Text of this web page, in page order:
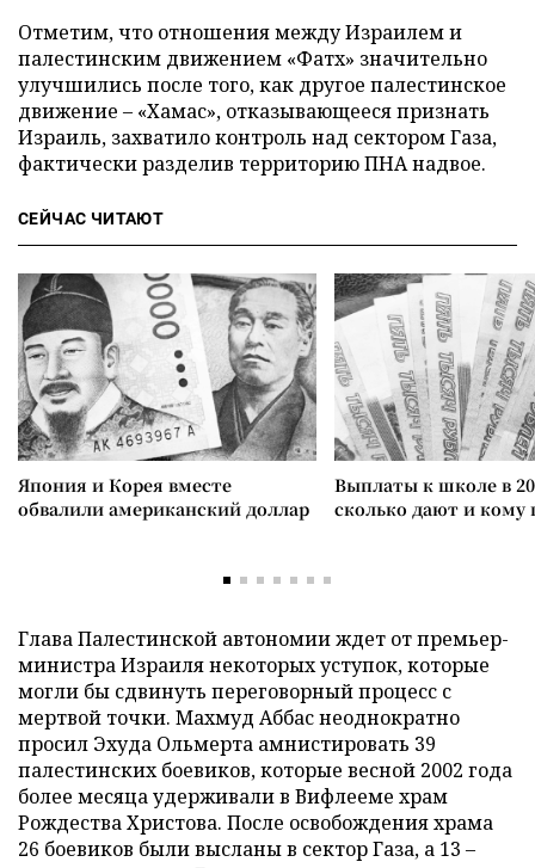
Отметим, что отношения между Израилем и
палестинским движением «Фатх» значительно
улучшились после того, как другое палестинское
движение – «Хамас», отказывающееся признать
Израиль, захватило контроль над сектором Газа,
фактически разделив территорию ПНА надвое.
СЕЙЧАС ЧИТАЮТ
Япония и Корея вместе
обвалили американский доллар
Выплаты к школе в
сколько дают и
Глава Палестинской автономии ждет от премьер-
министра Израиля некоторых уступок, которые
могли бы сдвинуть переговорный процесс с
мертвой точки. Махмуд Аббас неоднократно
просил Эхуда Ольмерта амнистировать 39
палестинских боевиков, которые весной 2002 года
более месяца удерживали в Вифлееме храм
Рождества Христова. После освобождения храма
26 боевиков были высланы в сектор Газа, а 13 –